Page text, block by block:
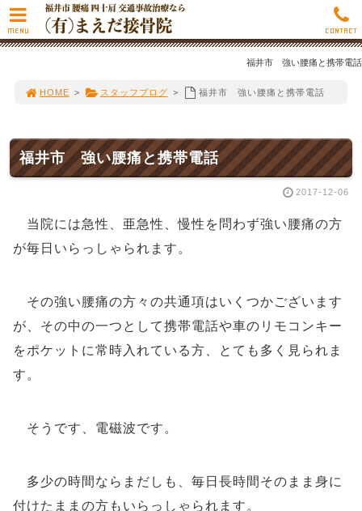
福井市 強い腰痛と携帯電話
HOME > スタッフブログ > 福井市 強い腰痛と携帯電話
福井市 強い腰痛と携帯電話
2017-12-06
当院には急性、亜急性、慢性を問わず強い腰痛の方
が毎日いらっしゃられます。
その強い腰痛の方々の共通項はいくつかございます
が、その中の一つとして携帯電話や車のリモコンキー
をポケットに常時入れている方、とても多く見られま
す。
そうです、電磁波です。
多少の時間ならまだしも、毎日長時間そのまま身に
付けたままの方もいらっしゃられます。
MENU CONTACT